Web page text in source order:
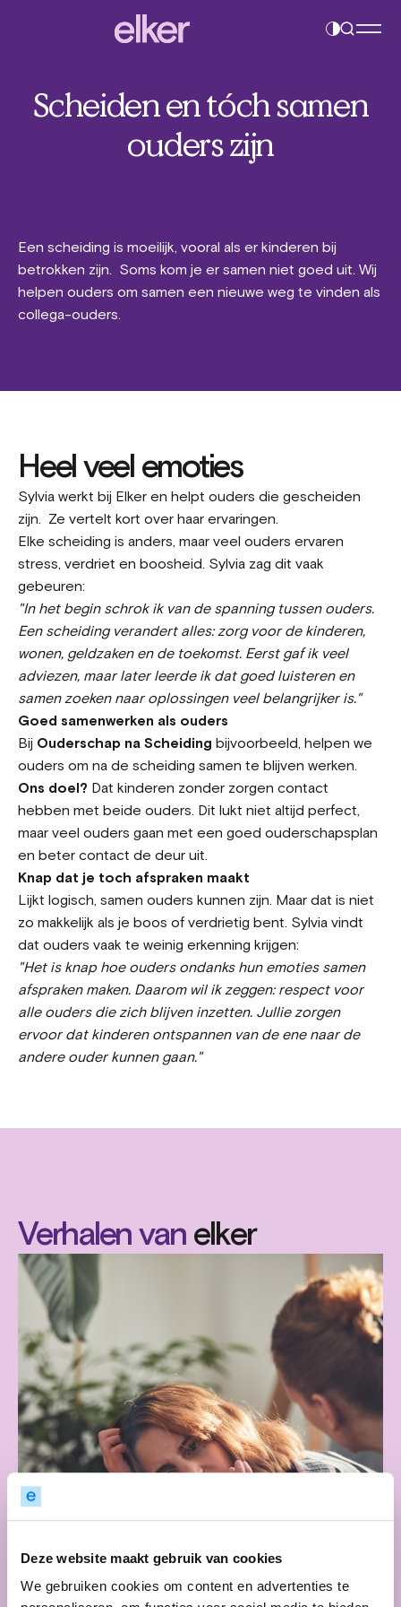
Deze website maakt gebruik van cookies
We gebruiken cookies om content en advertenties te
Contrast
Scheiden en tóch samen
ouders zijn
Een scheiding is moeilijk, vooral als er kinderen bij
betrokken zijn. Soms kom je er samen niet goed uit. Wij
helpen ouders om samen een nieuwe weg te vinden als
collega-ouders.
Heel veel emoties
Sylvia werkt bij Elker en helpt ouders die gescheiden
zijn. Ze vertelt kort over haar ervaringen.
Elke scheiding is anders, maar veel ouders ervaren
stress, verdriet en boosheid. Sylvia zag dit vaak
gebeuren:
"In het begin schrok ik van de spanning tussen ouders.
Een scheiding verandert alles: zorg voor de kinderen,
wonen, geldzaken en de toekomst. Eerst gaf ik veel
adviezen, maar later leerde ik dat goed luisteren en
samen zoeken naar oplossingen veel belangrijker is."
Goed samenwerken als ouders
Bij Ouderschap na Scheiding bijvoorbeeld, helpen we
ouders om na de scheiding samen te blijven werken.
Ons doel? Dat kinderen zonder zorgen contact
hebben met beide ouders. Dit lukt niet altijd perfect,
maar veel ouders gaan met een goed ouderschapsplan
en beter contact de deur uit.
Knap dat je toch afspraken maakt
Lijkt logisch, samen ouders kunnen zijn. Maar dat is niet
zo makkelijk als je boos of verdrietig bent. Sylvia vindt
dat ouders vaak te weinig erkenning krijgen:
"Het is knap hoe ouders ondanks hun emoties samen
afspraken maken. Daarom wil ik zeggen: respect voor
alle ouders die zich blijven inzetten. Jullie zorgen
ervoor dat kinderen ontspannen van de ene naar de
andere ouder kunnen gaan."
Verhalen van elker